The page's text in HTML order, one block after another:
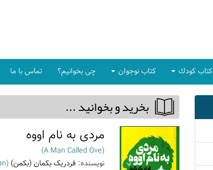
كتاب كودك كتاب نوجوان چی بخوانیم؟ تماس با ما
بخريد و بخوانيد ...
مردی به نام اووه
(A Man Called Ove)
نویسنده: فردریک بکمان (بکمن) (Fredrik Backman)